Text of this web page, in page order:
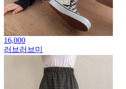
16,000
러브러브미